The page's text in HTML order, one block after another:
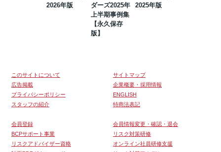
2026年版
ダーズ2025年
上半期事例集
【永久保存
版】
2025年版
このサイトについて
サイトマップ
広告掲載
企業概要・採用情報
プライバシーポリシー
ENGLISH
スタッフの紹介
特商法表記
会員登録
会員情報変更・確認・退会
BCPサポート事業
リスク対策研修
リスクアドバイザー資格
オンライン社員研修支援